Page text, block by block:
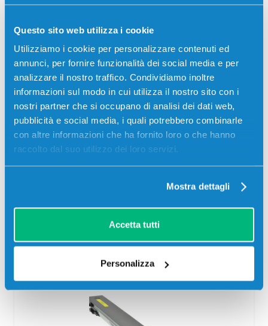
Questo sito web utilizza i cookie
Utilizziamo i cookie per personalizzare contenuti ed
annunci, per fornire funzionalità dei social media e per
analizzare il nostro traffico. Condividiamo inoltre
informazioni sul modo in cui utilizza il nostro sito con i
nostri partner che si occupano di analisi dei dati web,
pubblicità e social media, i quali potrebbero combinarle
con altre informazioni che ha fornito loro o che hanno
raccolto dal suo utilizzo dei loro servizi.
Mostra dettagli
Accetta tutti
Personalizza
Codice:8938707.C
Toner compatibile Minolta 8938707 TN312M MAGENTA
Minolta BIZHUB C352, Minolta BIZHUB C352P
30,00€
CONSEGNA IN 24/48 ORE
Aggiungi al carrello
giorni ore
52
min
47
sec
Più acquisti, più risparmi:Visita la pagina prodotto per
visualizzare l'offerta